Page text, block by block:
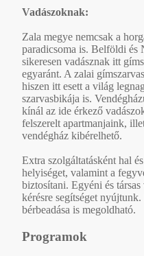
Vadászoknak:
Zala megye nemcsak a
paradicsoma is. Belföldi és
sikeresen vadásznak itt
egyaránt. A zalai
hiszen itt esett a világ
szarvasbikája is.
kínál az ide érkező
felszerelt apartmanjaink,
vendégház kibérelhető.
Extra szolgáltatásként hal
helyiséget, valamint a
biztosítani. Egyéni és társas
kérésre segítséget
bérbeadása is megoldható.
Programok